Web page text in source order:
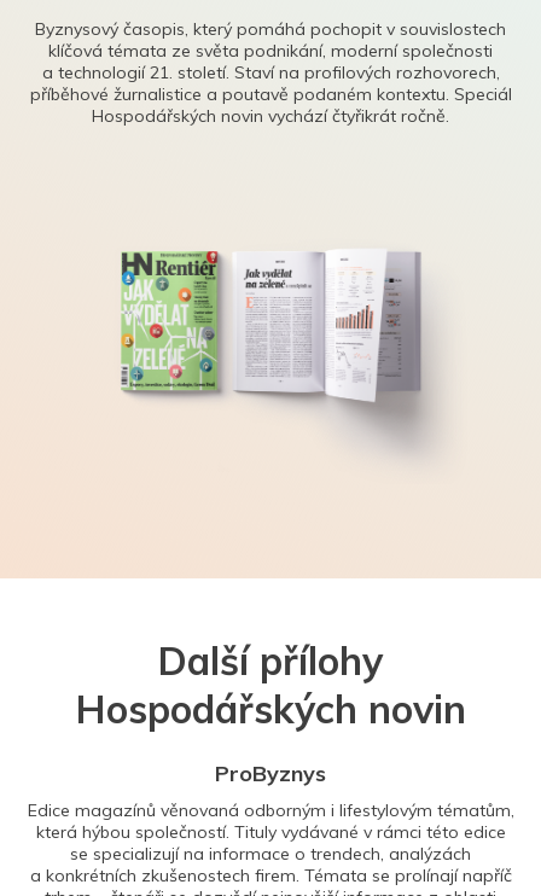
Byznysový časopis, který pomáhá pochopit v souvislostech
klíčová témata ze světa podnikání, moderní společnosti
a technologií 21. století. Staví na profilových rozhovorech,
příběhové žurnalistice a poutavě podaném kontextu. Speciál
Hospodářských novin vychází čtyřikrát ročně.
Další přílohy
Hospodářských novin
ProByznys
Edice magazínů věnovaná odborným i lifestylovým tématům,
která hýbou společností. Tituly vydávané v rámci této edice
se specializují na informace o trendech, analýzách
a konkrétních zkušenostech firem. Témata se prolínají napříč